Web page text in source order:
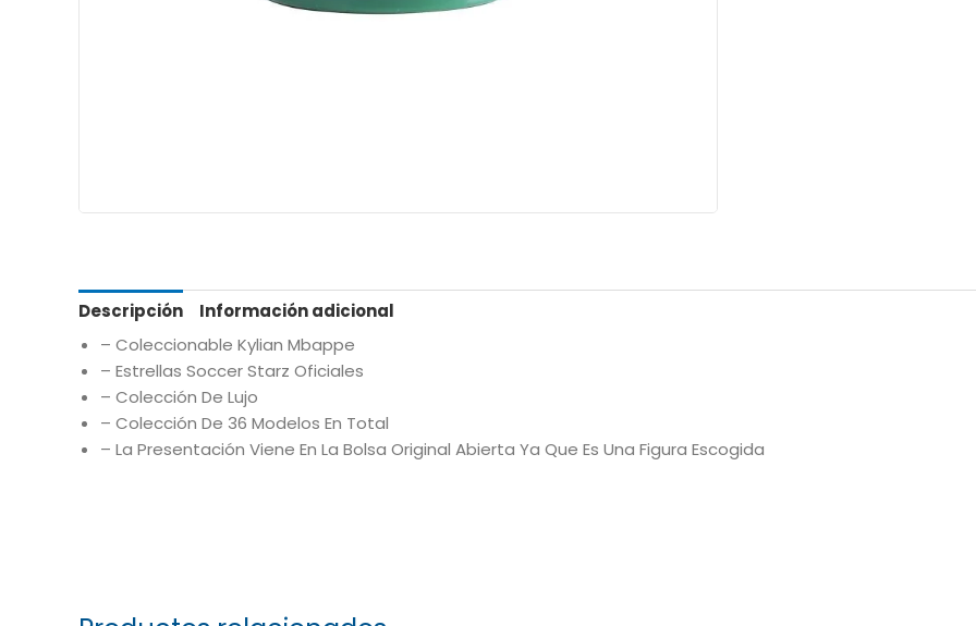
Descripción
Información adicional
– Coleccionable Kylian Mbappe
– Estrellas Soccer Starz Oficiales
– Colección De Lujo
– Colección De 36 Modelos En Total
– La Presentación Viene En La Bolsa Original Abierta Ya Que Es Una Figura Escogida